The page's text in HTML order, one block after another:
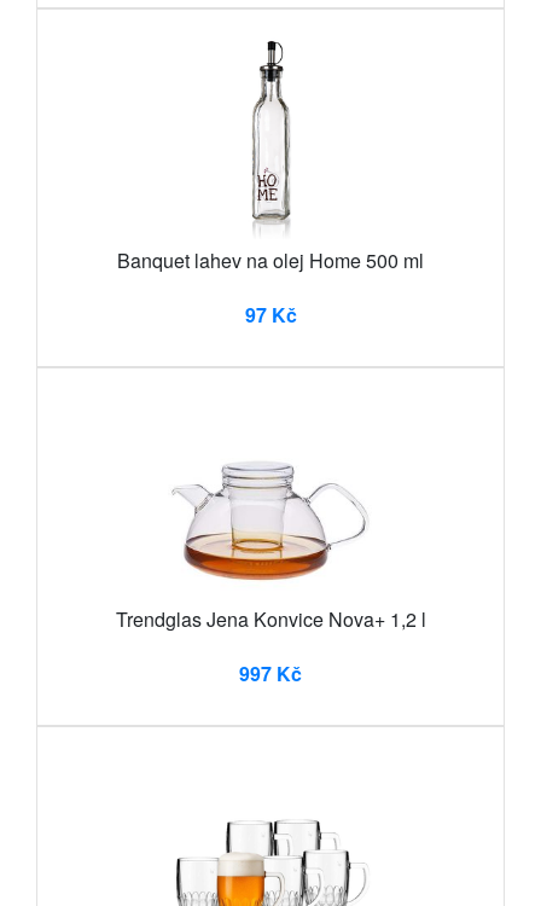
Banquet lahev na olej Home 500 ml
97 Kč
Trendglas Jena Konvice Nova+ 1,2 l
997 Kč